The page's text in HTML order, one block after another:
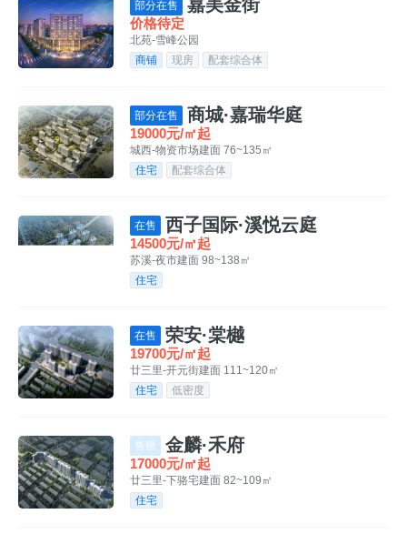
部分在售 嘉美金街
价格待定
北苑-雪峰公园
商铺
现房 配套综合体
部分在售 商城·嘉瑞华庭
19000元/㎡起
城西-物资市场建面 76~135㎡
住宅
配套综合体
在售 西子国际·溪悦云庭
14500元/㎡起
苏溪-夜市建面 98~138㎡
住宅
在售 荣安·棠樾
19700元/㎡起
廿三里-开元街建面 111~120㎡
住宅
低密度
售罄 金麟·禾府
17000元/㎡起
廿三里-下骆宅建面 82~109㎡
住宅